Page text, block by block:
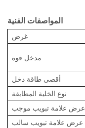
المواصفات الفنية
غرض
مدخل قوة
أقصى طاقة دخل
نوع الخلية المطابقة
عرض علامة تبويب موجب
عرض علامة تبويب سالب